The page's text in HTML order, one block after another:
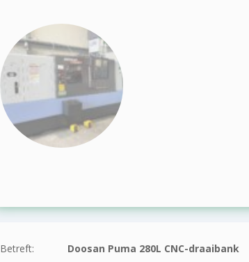
Betreft: Doosan Puma 280L CNC-draaibank